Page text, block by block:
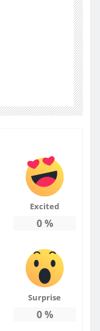
Excited
0%
Surprise
0%